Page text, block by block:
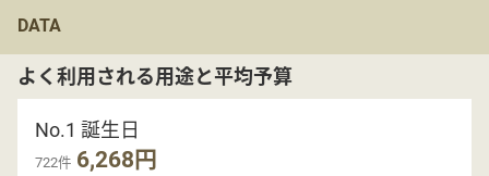
DATA
よく利用される用途と平均予算
No.1 誕生日
722件 6,268円